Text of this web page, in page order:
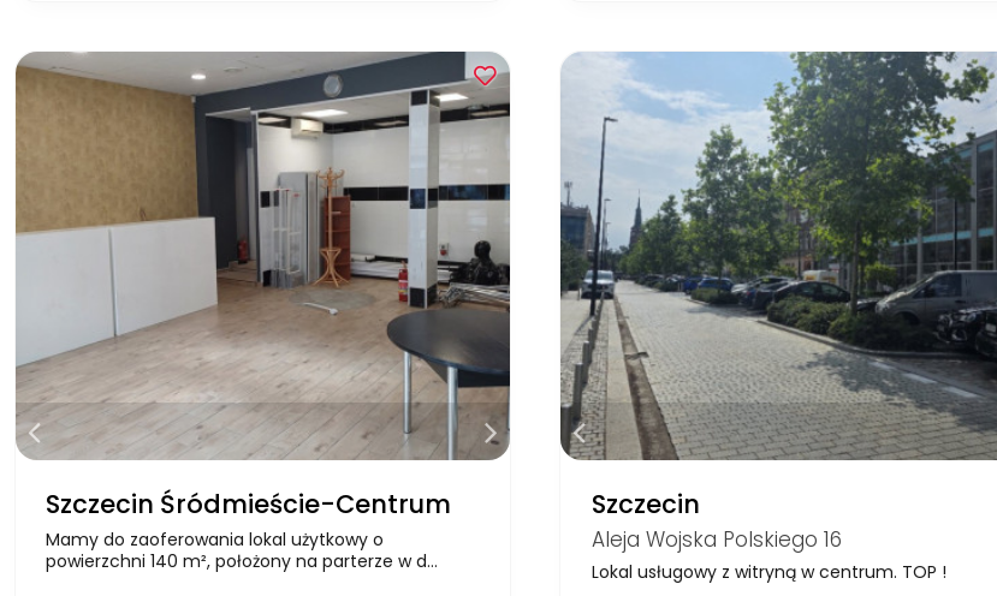
Szczecin Śródmieście-Centrum
Mamy do zaoferowania lokal użytkowy o
powierzchni 140 m², położony na parterze w d…
Szczecin
Aleja Wojska Polskiego 16
Lokal usługowy z witryną w centrum. TOP !